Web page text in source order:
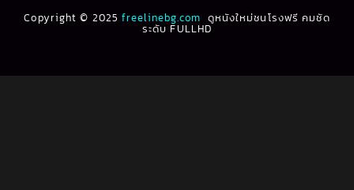
1991
1990
Copyright © 2025freelinebg.com ดูหนังใหม่ชนโรงฟรี คมชัด
ระดับ FULLHD